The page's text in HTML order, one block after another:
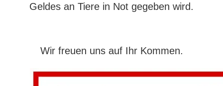
Geldes an Tiere in Not gegeben wird.
Wir freuen uns auf Ihr Kommen.